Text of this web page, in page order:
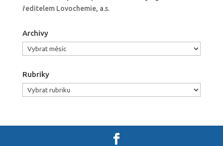
ředitelem Lovochemie, a.s.
Archivy
Archivy
Rubriky
Rubriky